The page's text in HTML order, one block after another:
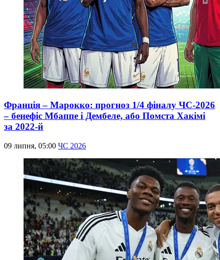
Франція – Марокко: прогноз 1/4 фіналу ЧС-2026
– бенефіс Мбаппе і Дембеле, або Помста Хакімі
за 2022-й
09 липня, 05:00 ЧС 2026